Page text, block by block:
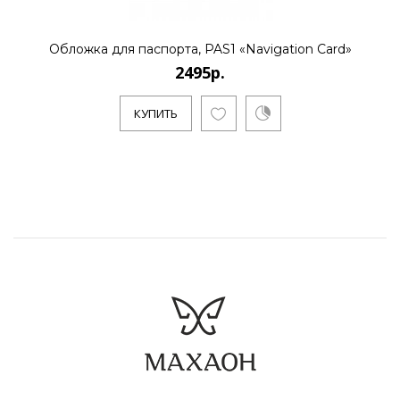
Обложка для паспорта, PAS1 «Navigation Card»
2495р.
КУПИТЬ